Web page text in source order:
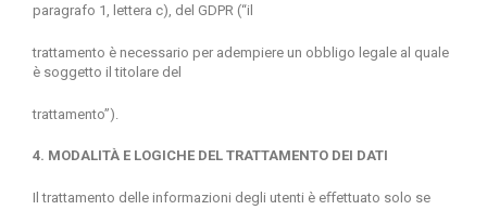
paragrafo 1, lettera c), del GDPR (“il
trattamento è necessario per adempiere un obbligo legale al quale
è soggetto il titolare del
trattamento”).
4. MODALITÀ E LOGICHE DEL TRATTAMENTO DEI DATI
Il trattamento delle informazioni degli utenti è eﬀettuato solo se